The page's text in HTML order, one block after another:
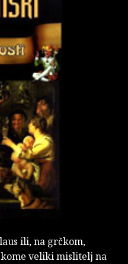
ili, na grčkom,
veliki mislitelj na